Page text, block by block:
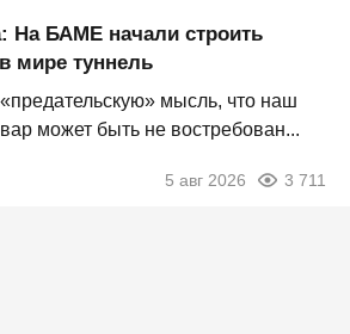
На БАМЕ начали строить
мире туннель
мысль, что наш
может быть не востребован...
5 авг 2026 3 711